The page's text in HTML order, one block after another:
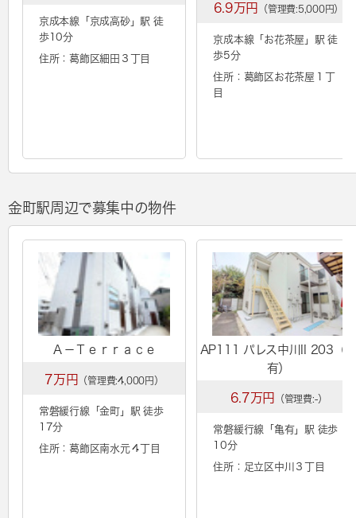
京成本線「 京成高砂」駅 徒
歩10分
住所：葛飾区細田３丁目
6.9万円 （管理費:5,000円）
京成本線「 お花茶屋 」駅 徒
歩5分
住所：葛飾区お花茶屋１丁
目
金町駅周辺で募集中の物件
Ａ－Ｔｅｒｒａｃｅ
7万円 （管理費:4,000円）
常磐緩行線「金町」駅 徒歩
17分
住所：葛飾区南水元４丁目
AP111 パレス中川II 203（
有）
6.7万円 （管理費:-）
常磐緩行線「 亀有」駅 徒歩
10分
住所：足立区中川３丁目